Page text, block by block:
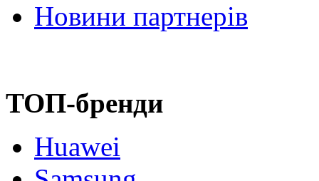
Новини партнерів
ТОП-бренди
Huawei